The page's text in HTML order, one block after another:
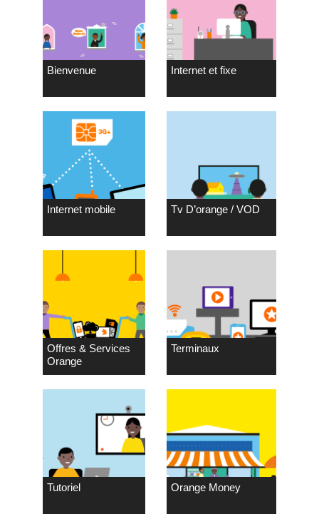
Bienvenue Internet et fixe
Internet mobile Tv D’orange / VOD
Offres & Services
Orange
Terminaux
Tutoriel Orange Money